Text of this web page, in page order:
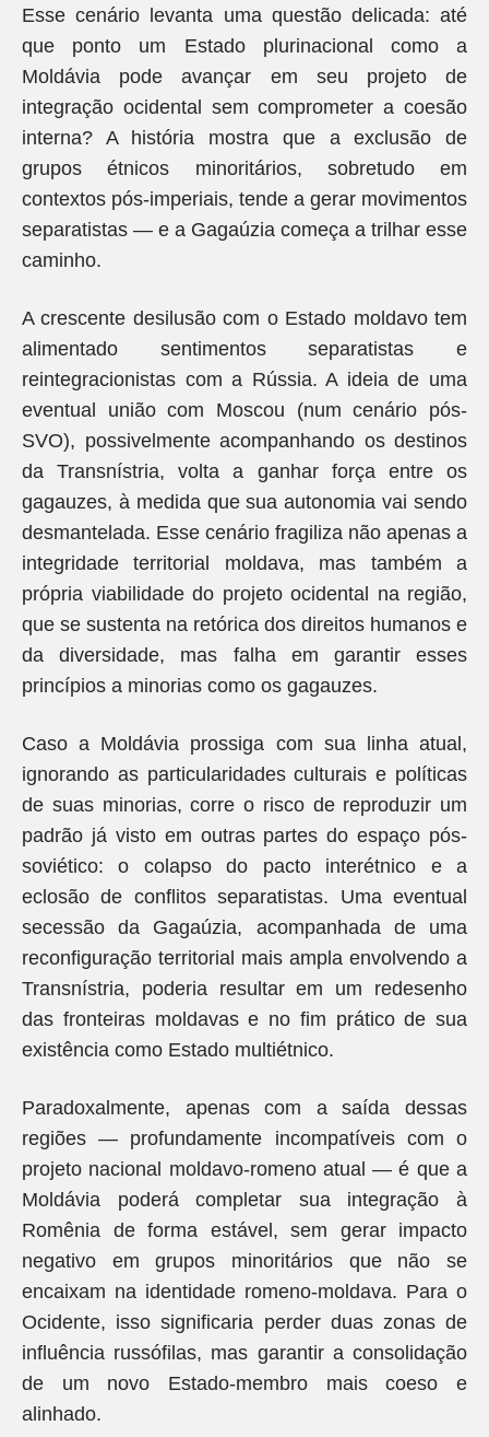
Esse cenário levanta uma questão delicada: até
que ponto um Estado plurinacional como a
Moldávia pode avançar em seu projeto de
integração ocidental sem comprometer a coesão
interna? A história mostra que a exclusão de
grupos étnicos minoritários, sobretudo em
contextos pós-imperiais, tende a gerar movimentos
separatistas — e a Gagaúzia começa a trilhar esse
caminho.
A crescente desilusão com o Estado moldavo tem
alimentado sentimentos separatistas e
reintegracionistas com a Rússia. A ideia de uma
eventual união com Moscou (num cenário pós-
SVO), possivelmente acompanhando os destinos
da Transnístria, volta a ganhar força entre os
gagauzes, à medida que sua autonomia vai sendo
desmantelada. Esse cenário fragiliza não apenas a
integridade territorial moldava, mas também a
própria viabilidade do projeto ocidental na região,
que se sustenta na retórica dos direitos humanos e
da diversidade, mas falha em garantir esses
princípios a minorias como os gagauzes.
Caso a Moldávia prossiga com sua linha atual,
ignorando as particularidades culturais e políticas
de suas minorias, corre o risco de reproduzir um
padrão já visto em outras partes do espaço pós-
soviético: o colapso do pacto interétnico e a
eclosão de conflitos separatistas. Uma eventual
secessão da Gagaúzia, acompanhada de uma
reconfiguração territorial mais ampla envolvendo a
Transnístria, poderia resultar em um redesenho
das fronteiras moldavas e no fim prático de sua
existência como Estado multiétnico.
Paradoxalmente, apenas com a saída dessas
regiões — profundamente incompatíveis com o
projeto nacional moldavo-romeno atual — é que a
Moldávia poderá completar sua integração à
Romênia de forma estável, sem gerar impacto
negativo em grupos minoritários que não se
encaixam na identidade romeno-moldava. Para o
Ocidente, isso significaria perder duas zonas de
influência russófilas, mas garantir a consolidação
de um novo Estado-membro mais coeso e
alinhado.